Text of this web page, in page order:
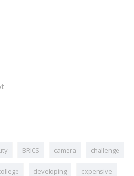
BRICS camera challenge
developing expensive